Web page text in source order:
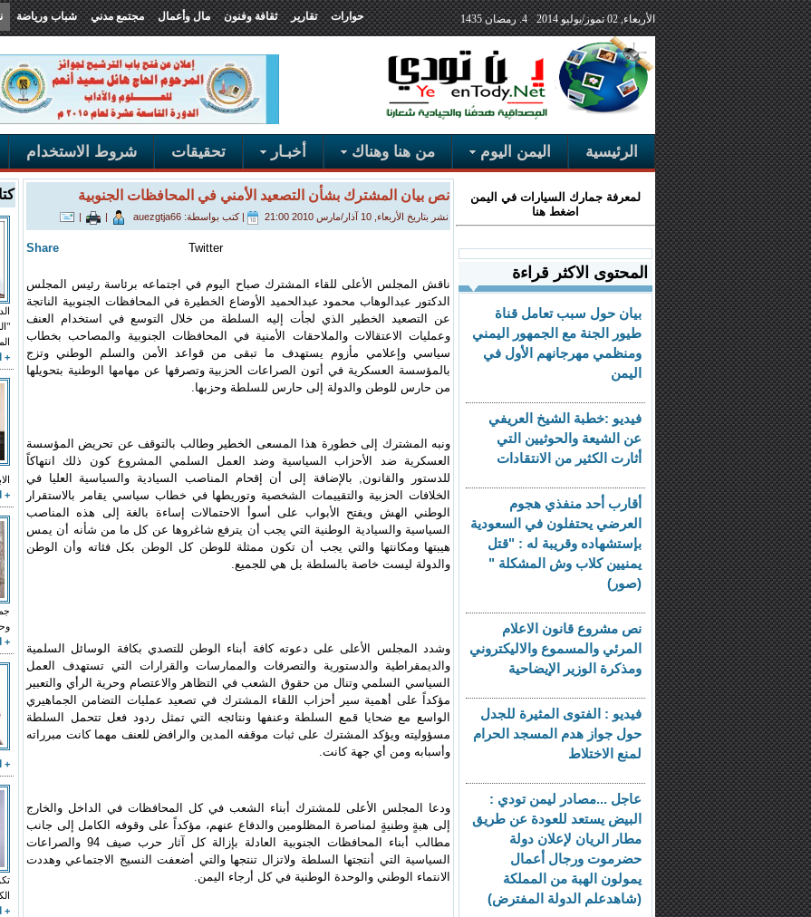
الأربعاء, 02 تموز/يوليو 2014 4. رمضان 1435 حوارات تقارير ثقافة وفنون مال وأعمال مجتمع مدني شباب ورياضة
الرئيسية اليمن اليوم من هنا وهناك أخبـار تحقيقات شروط الاستخدام
+
+
+
+
+
نص بيان المشترك بشأن التصعيد الأمني في المحافظات الجنوبية
نشر بتاريخ الأربعاء, 10 آذار/مارس 2010 21:00 |كتب بواسطة: auezgtja66 |
|
Share Twitter
ناقش المجلس الأعلى للقاء المشترك صباح اليوم في اجتماعه برئاسة رئيس المجلس
الدكتور عبدالوهاب محمود عبدالحميد الأوضاع الخطيرة في المحافظات الجنوبية الناتجة
عن التصعيد الخطير الذي لجأت إليه السلطة من خلال التوسع في استخدام العنف
وعمليات الاعتقالات والملاحقات الأمنية في المحافظات الجنوبية والمصاحب بخطاب
سياسي وإعلامي مأزوم يستهدف ما تبقى من قواعد الأمن والسلم الوطني وتزج
بالمؤسسة العسكرية في أتون الصراعات الحزبية وتصرفها عن مهامها الوطنية بتحويلها
من حارس للوطن والدولة إلى حارس للسلطة وحزبها.
ونبه المشترك إلى خطورة هذا المسعى الخطير وطالب بالتوقف عن تحريض المؤسسة
العسكرية ضد الأحزاب السياسية وضد العمل السلمي المشروع كون ذلك انتهاكاً
للدستور والقانون, بالإضافة إلى أن إقحام المناصب السيادية والسياسية العليا في
الخلافات الحزبية والتقييمات الشخصية وتوريطها في خطاب سياسي يقامر بالاستقرار
الوطني الهش ويفتح الأبواب على أسوأ الاحتمالات إساءة بالغة إلى هذه المناصب
السياسية والسيادية الوطنية التي يجب أن يترفع شاغروها عن كل ما من شأنه أن يمس
هيبتها ومكانتها والتي يجب أن تكون ممثلة للوطن كل الوطن بكل فئاته وأن الوطن
والدولة ليست خاصة بالسلطة بل هي للجميع.
وشدد المجلس الأعلى على دعوته كافة أبناء الوطن للتصدي بكافة الوسائل السلمية
والديمقراطية والدستورية والتصرفات والممارسات والقرارات التي تستهدف العمل
السياسي السلمي وتنال من حقوق الشعب في التظاهر والاعتصام وحرية الرأي والتعبير
مؤكداً على أهمية سير أحزاب اللقاء المشترك في تصعيد عمليات التضامن الجماهيري
الواسع مع ضحايا قمع السلطة وعنفها ونتائجه التي تمثل ردود فعل تتحمل السلطة
مسؤوليته ويؤكد المشترك على ثبات موقفه المدين والرافض للعنف مهما كانت مبرراته
وأسبابه ومن أي جهة كانت.
ودعا المجلس الأعلى للمشترك أبناء الشعب في كل المحافظات في الداخل والخارج
إلى هبةٍ وطنيةٍ لمناصرة المظلومين والدفاع عنهم، مؤكداً على وقوفه الكامل إلى جانب
مطالب أبناء المحافظات الجنوبية العادلة بإزالة كل آثار حرب صيف 94 والصراعات
السياسية التي أنتجتها السلطة ولاتزال تنتجها والتي أضعفت النسيج الاجتماعي وهددت
الانتماء الوطني والوحدة الوطنية في كل أرجاء اليمن.
لمعرفة جمارك السيارات في اليمن
اضغط هنا
المحتوى الاكثر قراءة
بيان حول سبب تعامل قناة
طيور الجنة مع الجمهور اليمني
ومنظمي مهرجانهم الأول في
اليمن
فيديو :خطبة الشيخ العريفي
عن الشيعة والحوثيين التي
أثارت الكثير من الانتقادات
أقارب أحد منفذي هجوم
العرضي يحتفلون في السعودية
بإستشهاده وقريبة له : "قتل
يمنيين كلاب وش المشكلة "
(صور)
نص مشروع قانون الاعلام
المرئي والمسموع والاليكتروني
ومذكرة الوزير الإيضاحية
فيديو : الفتوى المثيرة للجدل
حول جواز هدم المسجد الحرام
لمنع الاختلاط
عاجل ...مصادر ليمن تودي :
البيض يستعد للعودة عن طريق
مطار الريان لإعلان دولة
حضرموت ورجال أعمال
يمولون الهبة من المملكة
(شاهدعلم الدولة المفترض)